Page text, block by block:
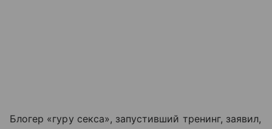
Блогер «гуру секса», запустивший тренинг, заявил,